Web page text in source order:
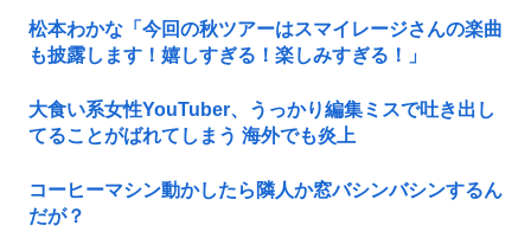
松本わかな「今回の秋ツアーはスマイレージさんの楽曲
も披露します！嬉しすぎる！楽しみすぎる！」
大食い系女性YouTuber、うっかり編集ミスで吐き出し
てることがばれてしまう 海外でも炎上
コーヒーマシン動かしたら隣人か窓バシンバシンするん
だが？